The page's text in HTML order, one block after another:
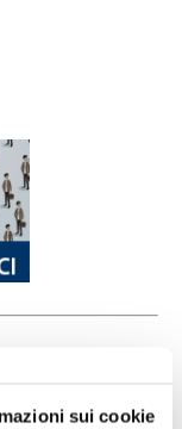
sui cookie
degli